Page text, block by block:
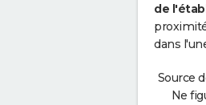
de
dans
Source
Ne